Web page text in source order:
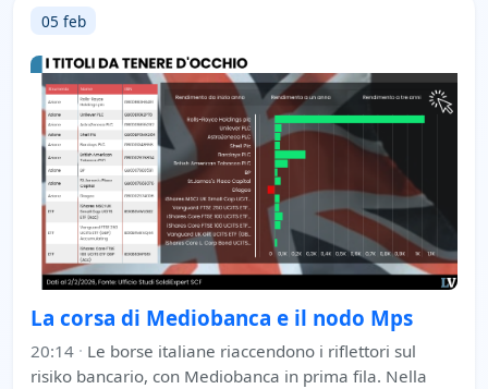
05 feb
La corsa di Mediobanca e il nodo Mps
20:14 · Le borse italiane riaccendono i riflettori sul
risiko bancario, con Mediobanca in prima fila. Nella